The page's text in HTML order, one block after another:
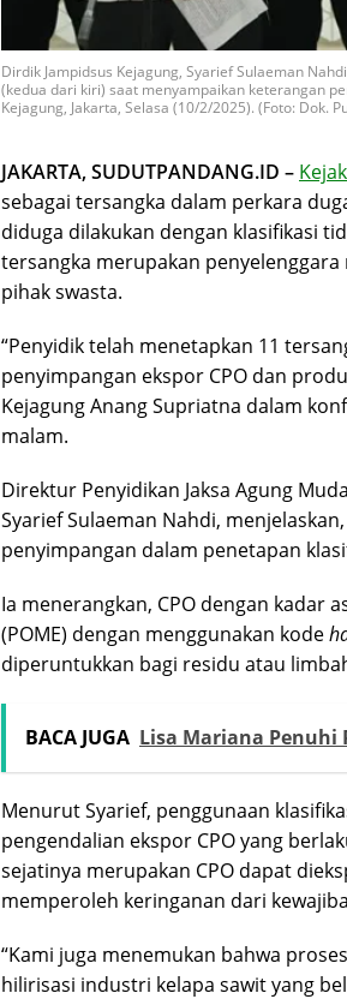
Dirdik Jampidsus Kejagung, Syarief Sulaeman
(kedua dari kiri) saat menyampaikan keterangan
Kejagung, Jakarta, Selasa (10/2/2025). (Foto: Dok.
JAKARTA, SUDUTPANDANG.ID –
sebagai tersangka dalam perkara
diduga dilakukan dengan klasifikasi
tersangka merupakan
pihak swasta.
“Penyidik telah menetapkan 11
penyimpangan ekspor CPO dan
Kejagung Anang Supriatna dalam
malam.
Direktur Penyidikan Jaksa Agung
Syarief Sulaeman Nahdi,
penyimpangan dalam penetapan
Ia menerangkan, CPO dengan kadar
(POME) dengan menggunakan kode
diperuntukkan bagi residu atau
BACA JUGA Lisa Mariana Penuhi
Menurut Syarief, penggunaan
pengendalian ekspor CPO yang
sejatinya merupakan CPO dapat
memperoleh keringanan dari
“Kami juga menemukan bahwa
hilirisasi industri kelapa sawit yang